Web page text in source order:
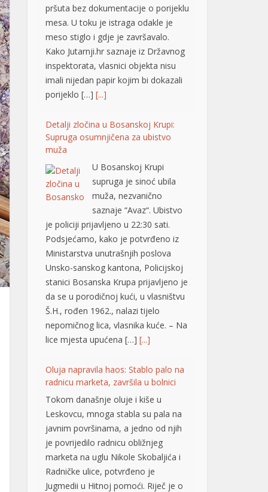
pršuta bez dokumentacije o porijeklu
mesa. U toku je istraga odakle je
meso stiglo i gdje je završavalo.
Kako Jutarnji.hr saznaje iz Državnog
inspektorata, vlasnici objekta nisu
imali nijedan papir kojim bi dokazali
porijeklo […] [...]
Detalji zločina u Bosanskoj Krupi:
Supruga osumnjičena za ubistvo
muža
U Bosanskoj Krupi
supruga je sinoć ubila
muža, nezvanično
saznaje “Avaz“. Ubistvo
je policiji prijavljeno u 22:30 sati.
Podsjećamo, kako je potvrđeno iz
Ministarstva unutrašnjih poslova
Unsko-sanskog kantona, Policijskoj
stanici Bosanska Krupa prijavljeno je
da se u porodičnoj kući, u vlasništvu
Š.H., rođen 1962., nalazi tijelo
nepomičnog lica, vlasnika kuće. – Na
lice mjesta upućena […] [...]
Oluja napravila haos: Stablo palo na
radnicu marketa, završila u bolnici
Tokom današnje oluje i kiše u
Leskovcu, mnoga stabla su pala na
javnim površinama, a jedno od njih
je povrijedilo radnicu obližnjeg
marketa na uglu Nikole Skobaljića i
Radničke ulice, potvrđeno je
Jugmedii u Hitnoj pomoći. Riječ je o